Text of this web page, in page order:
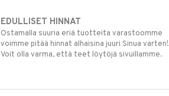
EDULLISET HINNAT
Ostamalla suuria eriä tuotteita varastoomme
voimme pitää hinnat alhaisina juuri Sinua varten!
Voit olla varma, että teet löytöjä sivuillamme.